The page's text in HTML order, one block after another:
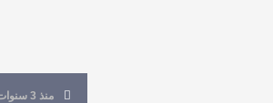
منذ 3 سنوات